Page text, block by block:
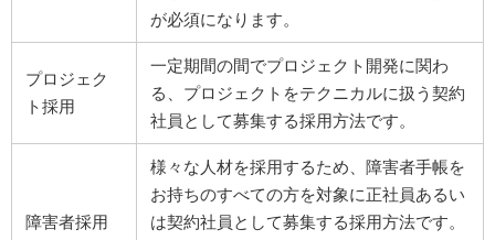
が必須になります。
プロジェク
ト採用
一定期間の間でプロジェクト開発に関わ
る、プロジェクトをテクニカルに扱う契約
社員として募集する採用方法です。
障害者採用
様々な人材を採用するため、障害者手帳を
お持ちのすべての方を対象に正社員あるい
は契約社員として募集する採用方法です。